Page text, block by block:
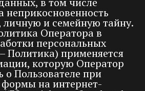
личную и семейную тайну.
Оператора в
персональных
Политика) применяется
которую Оператор
о Пользователе при
на интернет-